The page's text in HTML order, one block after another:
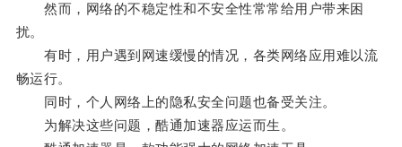
然而，网络的不稳定性和不安全性常常给用户带来困
扰。
有时，用户遇到网速缓慢的情况，各类网络应用难以流
畅运行。
同时，个人网络上的隐私安全问题也备受关注。
为解决这些问题，酷通加速器应运而生。